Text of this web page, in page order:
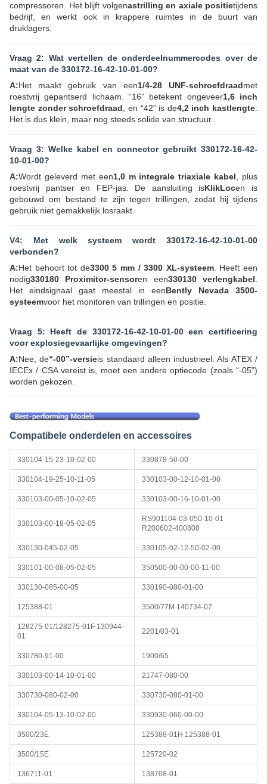
compressoren. Het blijft volgenastrilling en axiale positietijdens
bedrijf, en werkt ook in krappere ruimtes in de buurt van
druklagers.
Vraag 2: Wat vertellen de onderdeelnummercodes over de
maat van de 330172-16-42-10-01-00?
A:Het maakt gebruik van een1/4-28 UNF-schroefdraadmet
roestvrij gepantserd lichaam. “16” betekent ongeveer1,6 inch
lengte zonder schroefdraad, en “42” is de4,2 inch kastlengte.
Het is dus klein, maar nog steeds solide van structuur.
Vraag 3: Welke kabel en connector gebruikt 330172-16-42-
10-01-00?
A:Wordt geleverd met een1,0 m integrale triaxiale kabel, plus
roestvrij pantser en FEP-jas. De aansluiting isKlikLocen is
gebouwd om bestand te zijn tegen trillingen, zodat hij tijdens
gebruik niet gemakkelijk losraakt.
V4: Met welk systeem wordt 330172-16-42-10-01-00
verbonden?
A:Het behoort tot de3300 5 mm / 3300 XL-systeem. Heeft een
nodig330180 Proximitor-sensoren een330130 verlengkabel.
Het eindsignaal gaat meestal in eenBently Nevada 3500-
systeemvoor het monitoren van trillingen en positie.
Vraag 5: Heeft de 330172-16-42-10-01-00 een certificering
voor explosiegevaarlijke omgevingen?
A:Nee, de“-00”-versieis standaard alleen industrieel. Als ATEX /
IECEx / CSA vereist is, moet een andere optiecode (zoals “-05”)
worden gekozen.
Compatibele onderdelen en accessoires
330104-15-23-10-02-00 330878-50-00
330104-19-25-10-11-05 330103-00-12-10-01-00
330103-00-05-10-02-05 330103-00-16-10-01-00
330103-00-18-05-02-05
RS901104-03-050-10-01
R200602-400808
330130-045-02-05 330105-02-12-50-02-00
330101-00-08-05-02-05 350500-00-00-00-11-00
330130-085-00-05 330190-080-01-00
125388-01 3500/77M 140734-07
128275-01/128275-01F 130944-
01
2201/03-01
330780-91-00 1900/65
330103-00-14-10-01-00 21747-080-00
330730-080-02-00 330730-080-01-00
330104-05-13-10-02-00 330930-060-00-00
3500/23E 125388-01H 125388-01
3500/15E 125720-02
136711-01 138708-01